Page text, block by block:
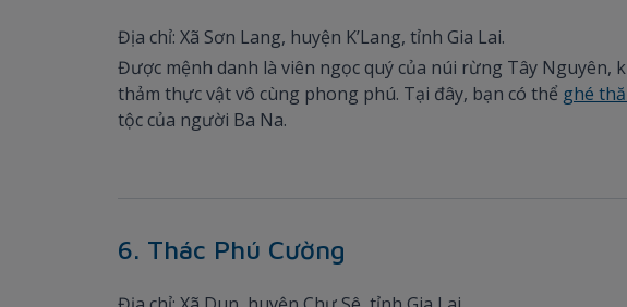
Địa chỉ: Xã Sơn Lang, huyện K’Lang, tỉnh Gia Lai.
Được mệnh danh là viên ngọc quý của núi rừng Tây Nguyên,
thảm thực vật vô cùng phong phú. Tại đây, bạn có thể ghé
tộc của người Ba Na.
6. Thác Phú Cường